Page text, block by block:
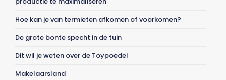
Hoe kan je van termieten afkomen of voorkomen?
De grote bonte specht in de tuin
Dit wil je weten over de Toypoedel
Makelaarsland